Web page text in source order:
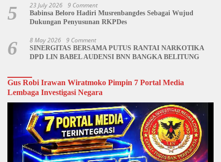
5 23 July 2026 9 Comment
Babinsa Beloro Hadiri Musrenbangdes Sebagai Wujud
Dukungan Penyusunan RKPDes
6 8 May 2026 9 Comment
SINERGITAS BERSAMA PUTUS RANTAI NARKOTIKA
DPD LIN BABEL AUDENSI BNN BANGKA BELITUNG
Gus Robi Irawan Wiratmoko Pimpin 7 Portal Media
Lembaga Investigasi Negara
Video
Player